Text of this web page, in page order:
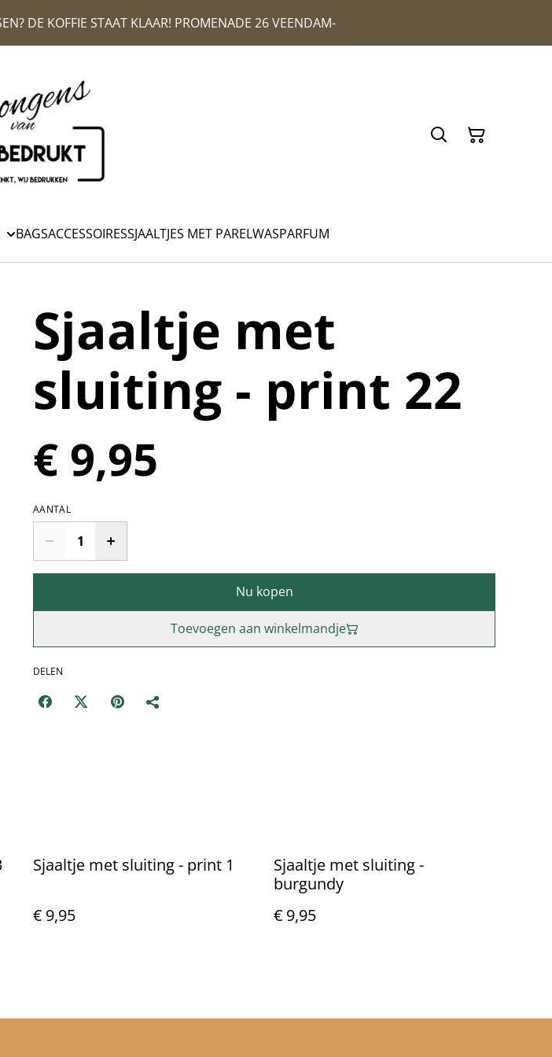
DE KOFFIE STAAT KLAAR! PROMENADE 26 VEENDAM-
BAGSACCESSOIRESSJAALTJES MET PARELWASPARFUM
Sjaaltje met
sluiting - print 22
€ 9,95
AANTAL
Nu kopen
Toevoegen aan winkelmandje
DELEN
Sjaaltje met sluiting - print 1
€ 9,95
Sjaaltje met sluiting -
burgundy
€ 9,95